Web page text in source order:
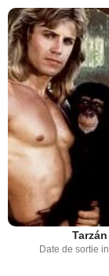
Tarzán
Date de sortie